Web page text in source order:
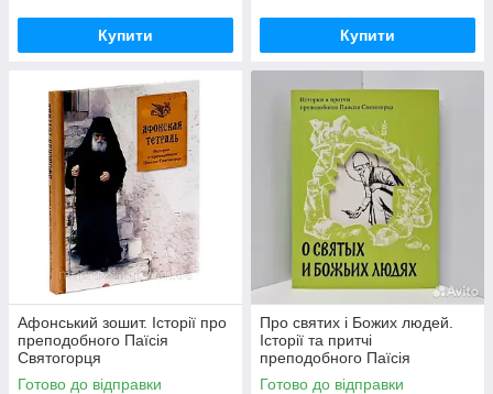
Купити Купити
Афонський зошит. Історії про
преподобного Паїсія
Святогорця
Готово до відправки
Про святих і Божих людей.
Історії та притчі
преподобного Паїсія
Святогірця
Готово до відправки